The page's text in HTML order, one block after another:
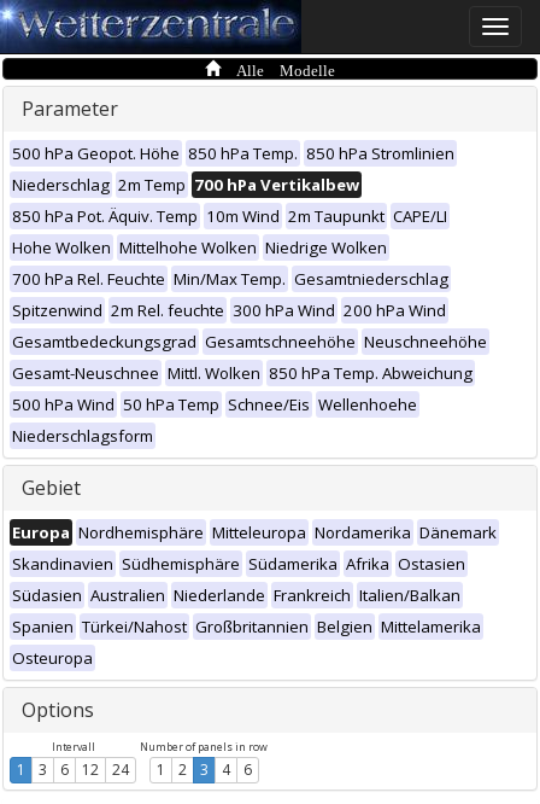
Toggle
Alle Modelle
Parameter
500 hPa Geopot. Höhe 850 hPa Temp. 850 hPa Stromlinien
Niederschlag 2m Temp 700 hPa Vertikalbew
850 hPa Pot. Äquiv. Temp 10m Wind 2m Taupunkt CAPE/LI
Hohe Wolken Mittelhohe Wolken Niedrige Wolken
700 hPa Rel. Feuchte Min/Max Temp. Gesamtniederschlag
Spitzenwind 2m Rel. feuchte 300 hPa Wind 200 hPa Wind
Gesamtbedeckungsgrad Gesamtschneehöhe Neuschneehöhe
Gesamt-Neuschnee Mittl. Wolken 850 hPa Temp. Abweichung
500 hPa Wind 50 hPa Temp Schnee/Eis Wellenhoehe
Niederschlagsform
Gebiet
Europa Nordhemisphäre Mitteleuropa Nordamerika Dänemark
Skandinavien Südhemisphäre Südamerika Afrika Ostasien
Südasien Australien Niederlande Frankreich Italien/Balkan
Spanien Türkei/Nahost Großbritannien Belgien Mittelamerika
Osteuropa
Options
Intervall
1 3 6 12 24
Number of panels in row
1 2 3 4 6